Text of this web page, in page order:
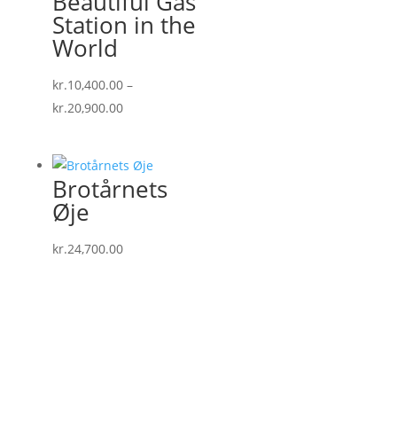
Station in the
World
kr.10,400.00 –
kr.20,900.00Prisinterval:
kr.20,900.00
Brotårnets
Øje
kr.24,700.00